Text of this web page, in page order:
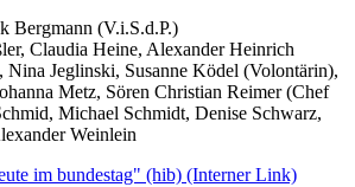
Bergmann (V.i.S.d.P.)
Claudia Heine, Alexander Heinrich
Nina Jeglinski, Susanne Ködel (Volontärin),
Metz, Sören Christian Reimer (Chef
Michael Schmidt, Denise Schwarz,
Weinlein
im bundestag" (hib) (Interner Link)